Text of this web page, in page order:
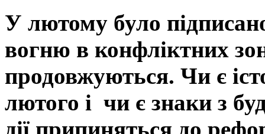
У лютому було
вогню в конфліктних
продовжуються. Чи є
лютого і чи є знаки з
дії припиняться до